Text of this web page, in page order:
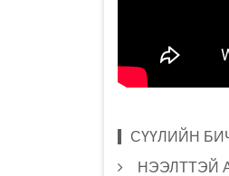
СҮҮЛИЙН
НЭЭЛТТЭЙ